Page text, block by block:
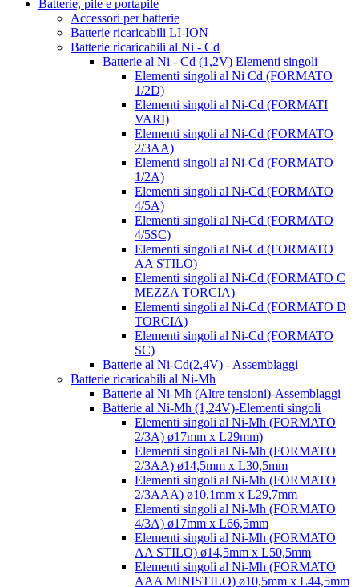
Batterie, pile e portapile
Accessori per batterie
Batterie ricaricabili LI-ION
Batterie ricaricabili al Ni - Cd
Batterie al Ni - Cd (1,2V) Elementi singoli
Elementi singoli al Ni Cd (FORMATO
1/2D)
Elementi singoli al Ni-Cd (FORMATI
VARI)
Elementi singoli al Ni-Cd (FORMATO
2/3AA)
Elementi singoli al Ni-Cd (FORMATO
1/2A)
Elementi singoli al Ni-Cd (FORMATO
4/5A)
Elementi singoli al Ni-Cd (FORMATO
4/5SC)
Elementi singoli al Ni-Cd (FORMATO
AA STILO)
Elementi singoli al Ni-Cd (FORMATO C
MEZZA TORCIA)
Elementi singoli al Ni-Cd (FORMATO D
TORCIA)
Elementi singoli al Ni-Cd (FORMATO
SC)
Batterie al Ni-Cd(2,4V) - Assemblaggi
Batterie ricaricabili al Ni-Mh
Batterie al Ni-Mh (Altre tensioni)-Assemblaggi
Batterie al Ni-Mh (1,24V)-Elementi singoli
Elementi singoli al Ni-Mh (FORMATO
2/3A) ø17mm x L29mm)
Elementi singoli al Ni-Mh (FORMATO
2/3AA) ø14,5mm x L30,5mm
Elementi singoli al Ni-Mh (FORMATO
2/3AAA) ø10,1mm x L29,7mm
Elementi singoli al Ni-Mh (FORMATO
4/3A) ø17mm x L66,5mm
Elementi singoli al Ni-Mh (FORMATO
AA STILO) ø14,5mm x L50,5mm
Elementi singoli al Ni-Mh (FORMATO
AAA MINISTILO) ø10,5mm x L44,5mm